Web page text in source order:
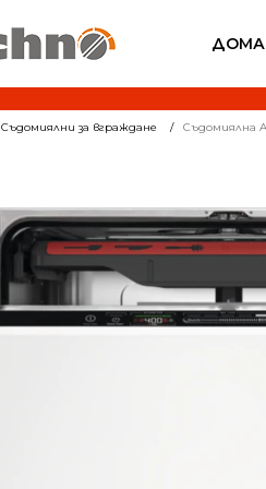
Съдомиялни за вграждане Съдомиялна